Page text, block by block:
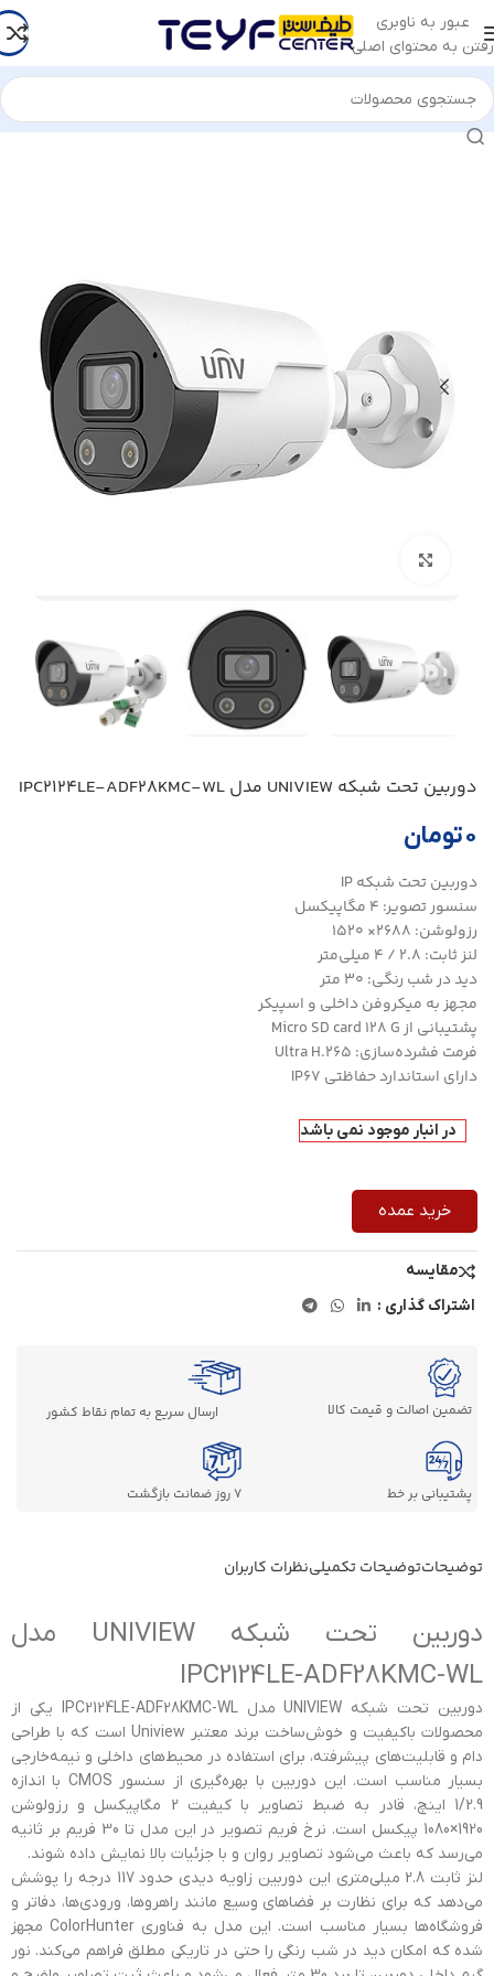
عبور به ناوبری
رفتن به محتوای اصلی
خانه/کامپیوتر و لپ تاپ/سیستم اسمبل شده/اداری و خانگی
دوربین تحت شبکه UNIVIEW مدل IPC2124LE-ADF28KMC-WL
۰تومان
دوربین تحت شبکه IP
سنسور تصویر: ۴ مگاپیکسل
رزولوشن: ۲۶۸۸× ۱۵۲۰
لنز ثابت: ۲.۸ / ۴ میلی‌متر
دید در شب رنگی: ۳۰ متر
مجهز به میکروفن داخلی و اسپیکر
پشتیبانی از Micro SD card 128 G
فرمت فشرده‌سازی: Ultra H.265
دارای استاندارد حفاظتی IP67
در انبار موجود نمی باشد
خرید عمده
مقایسه
اشتراک گذاری :
تضمین اصالت و قیمت کالا ارسال سریع به تمام نقاط کشور
پشتیبانی بر خط 7 روز ضمانت بازگشت
توضیحاتتوضیحات تکمیلینظرات کاربران
دوربین تحت شبکه UNIVIEW مدل
IPC2124LE-ADF28KMC-WL
دوربین تحت شبکه UNIVIEW مدل IPC2124LE-ADF28KMC-WL یکی از
محصولات باکیفیت و خوش‌ساخت برند معتبر Uniview است که با طراحی
دام و قابلیت‌های پیشرفته، برای استفاده در محیط‌های داخلی و نیمه‌خارجی
بسیار مناسب است. این دوربین با بهره‌گیری از سنسور CMOS با اندازه
1/2.9 اینچ، قادر به ضبط تصاویر با کیفیت 2 مگاپیکسل و رزولوشن
1920×1080 پیکسل است. نرخ فریم تصویر در این مدل تا 30 فریم بر ثانیه
می‌رسد که باعث می‌شود تصاویر روان و با جزئیات بالا نمایش داده شوند.
لنز ثابت 2.8 میلی‌متری این دوربین زاویه دیدی حدود 117 درجه را پوشش
می‌دهد که برای نظارت بر فضاهای وسیع مانند راهروها، ورودی‌ها، دفاتر و
فروشگاه‌ها بسیار مناسب است. این مدل به فناوری ColorHunter مجهز
شده که امکان دید در شب رنگی را حتی در تاریکی مطلق فراهم می‌کند. نور